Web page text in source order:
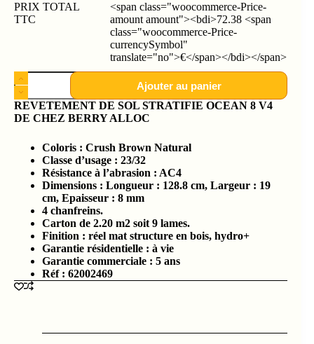
PRIX TOTAL
TTC
<span class="woocommerce-Price-
amount amount"><bdi>72.38 <span
class="woocommerce-Price-
currencySymbol"
translate="no">€</span></bdi></span>
Ajouter au panier
REVETEMENT DE SOL STRATIFIE OCEAN 8 V4
DE CHEZ BERRY ALLOC
Coloris : Crush Brown Natural
Classe d’usage : 23/32
Résistance à l’abrasion : AC4
Dimensions : Longueur : 128.8 cm, Largeur : 19
cm, Epaisseur : 8 mm
4 chanfreins.
Carton de 2.20 m2 soit 9 lames.
Finition : réel mat structure en bois, hydro+
Garantie résidentielle : à vie
Garantie commerciale : 5 ans
Réf : 62002469